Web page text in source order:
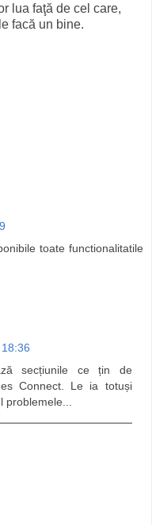
lua faţă de cel care,
facă un bine.
toate functionalitatile
secțiunile ce țin de
Connect. Le ia totuși
problemele...